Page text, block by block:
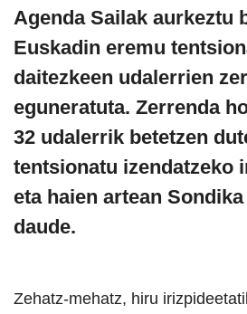
Agenda Sailak aurkeztu
Euskadin eremu
daitezkeen udalerrien
eguneratuta. Zerrenda
32 udalerrik betetzen
tentsionatu izendatzeko
eta haien artean
daude.
Zehatz-mehatz, hiru